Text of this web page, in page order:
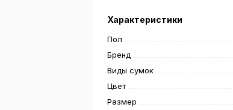
Характеристики
Пол
Бренд
Виды сумок
Цвет
Размер